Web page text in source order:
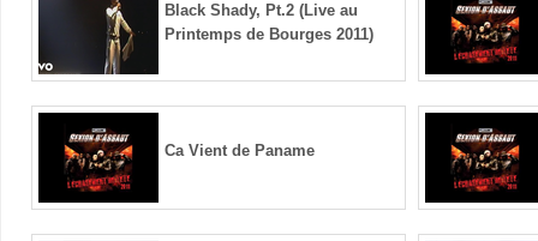
Black Shady, Pt.2 (Live au
Printemps de Bourges 2011)
Ca Vient de Paname